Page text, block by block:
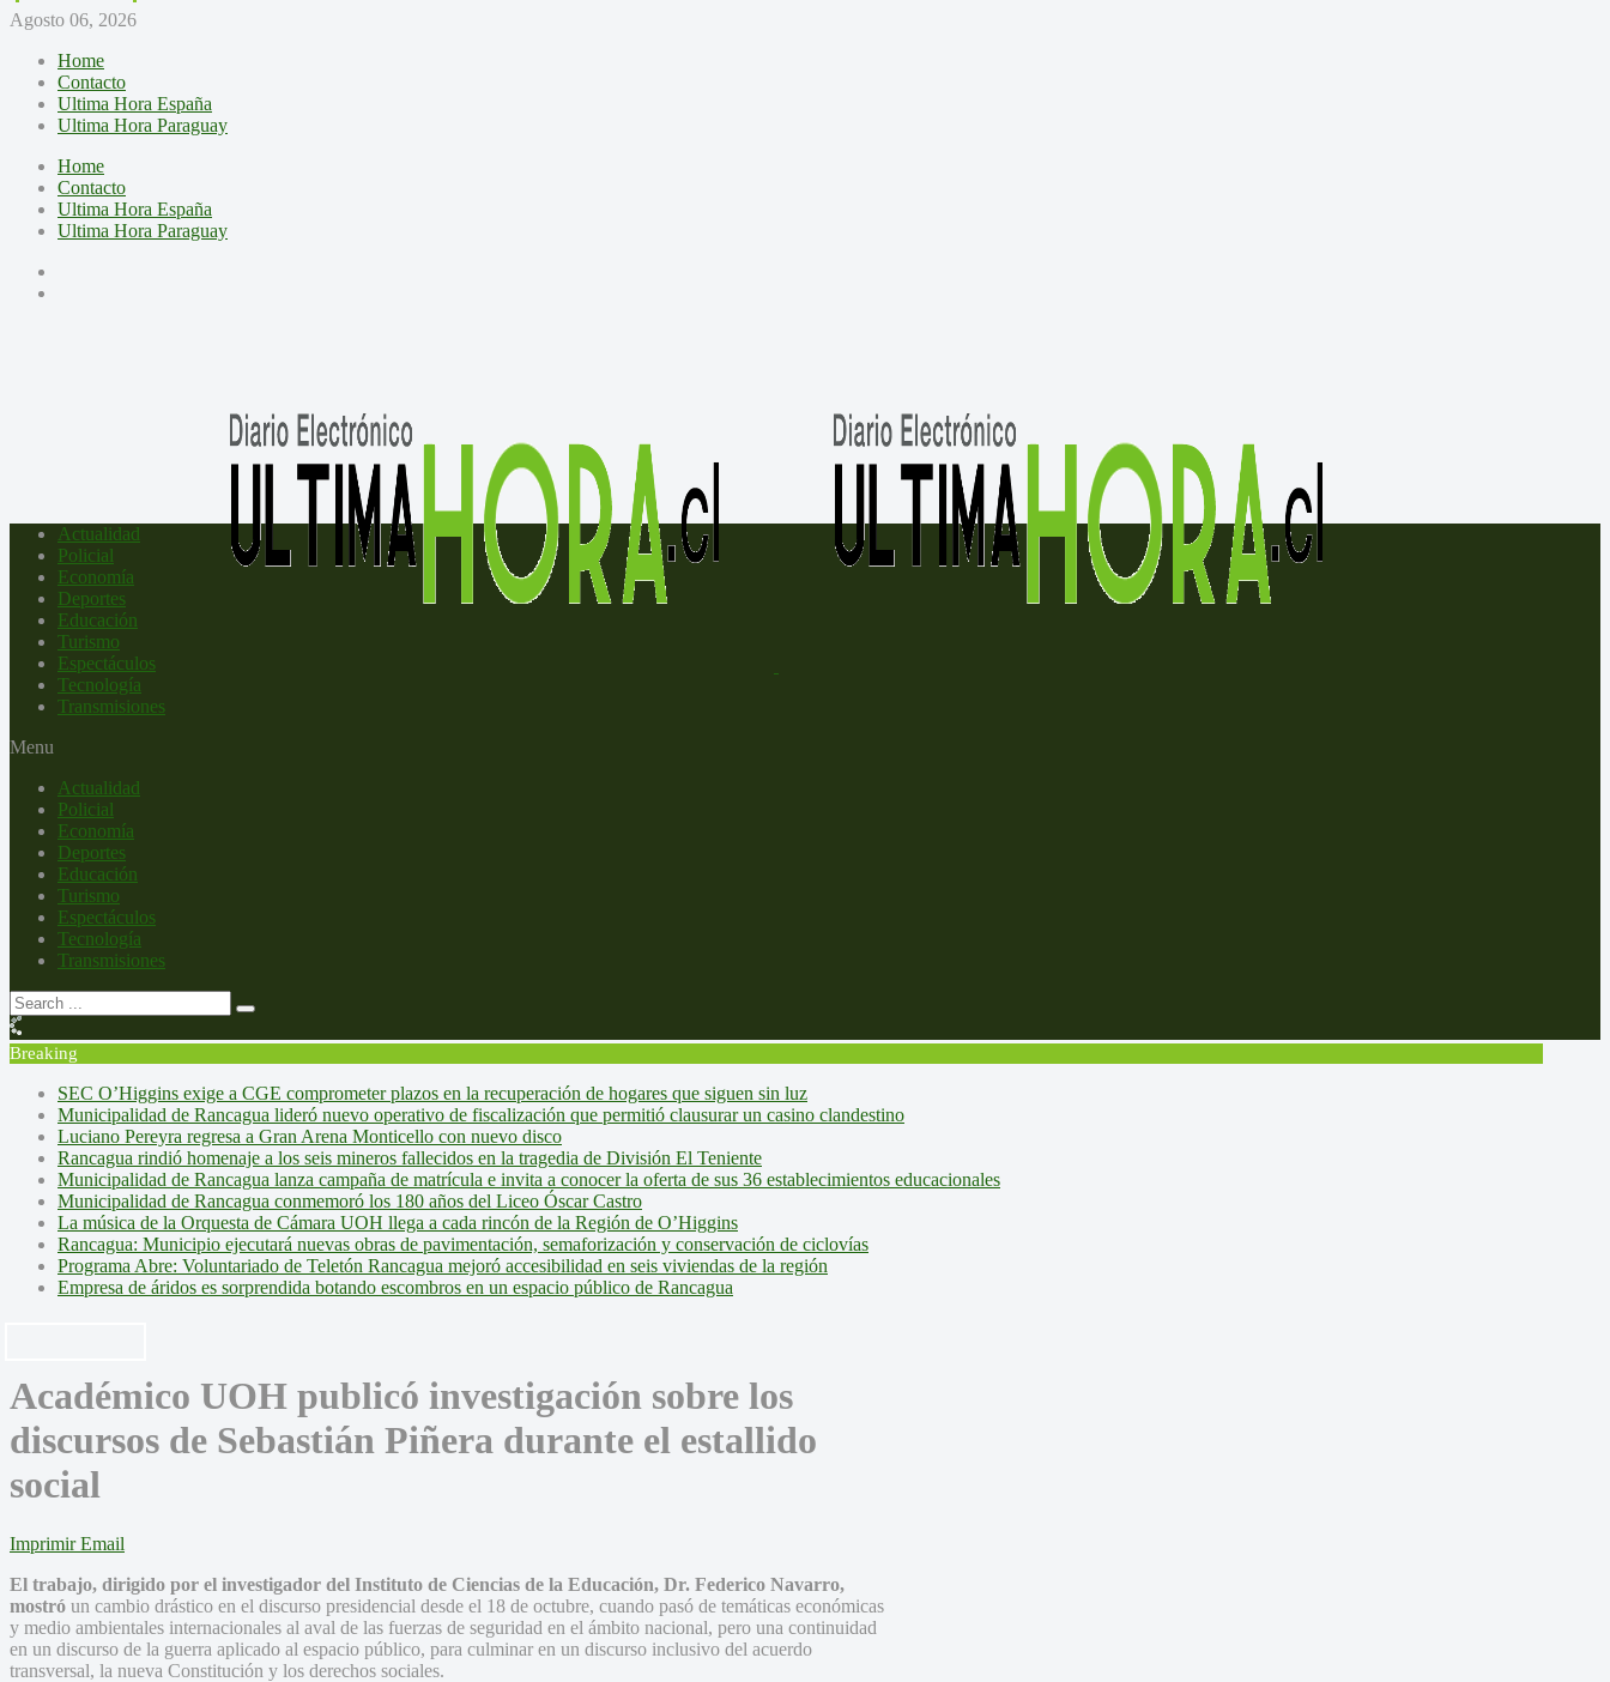
Agosto 06, 2026
Home
Contacto
Ultima Hora España
Ultima Hora Paraguay
Home
Contacto
Ultima Hora España
Ultima Hora Paraguay
Actualidad
Policial
Economía
Deportes
Educación
Turismo
Espectáculos
Tecnología
Transmisiones
Menu
Actualidad
Policial
Economía
Deportes
Educación
Turismo
Espectáculos
Tecnología
Transmisiones
Breaking
SEC O’Higgins exige a CGE comprometer plazos en la recuperación de hogares que siguen sin luz
Municipalidad de Rancagua lideró nuevo operativo de fiscalización que permitió clausurar un casino clandestino
Luciano Pereyra regresa a Gran Arena Monticello con nuevo disco
Rancagua rindió homenaje a los seis mineros fallecidos en la tragedia de División El Teniente
Municipalidad de Rancagua lanza campaña de matrícula e invita a conocer la oferta de sus 36 establecimientos educacionales
Municipalidad de Rancagua conmemoró los 180 años del Liceo Óscar Castro
La música de la Orquesta de Cámara UOH llega a cada rincón de la Región de O’Higgins
Rancagua: Municipio ejecutará nuevas obras de pavimentación, semaforización y conservación de ciclovías
Programa Abre: Voluntariado de Teletón Rancagua mejoró accesibilidad en seis viviendas de la región
Empresa de áridos es sorprendida botando escombros en un espacio público de Rancagua
Académico UOH publicó investigación sobre los
discursos de Sebastián Piñera durante el estallido
social
Imprimir Email
El trabajo, dirigido por el investigador del Instituto de Ciencias de la Educación, Dr. Federico Navarro,
mostró un cambio drástico en el discurso presidencial desde el 18 de octubre, cuando pasó de temáticas económicas
y medio ambientales internacionales al aval de las fuerzas de seguridad en el ámbito nacional, pero una continuidad
en un discurso de la guerra aplicado al espacio público, para culminar en un discurso inclusivo del acuerdo
transversal, la nueva Constitución y los derechos sociales.